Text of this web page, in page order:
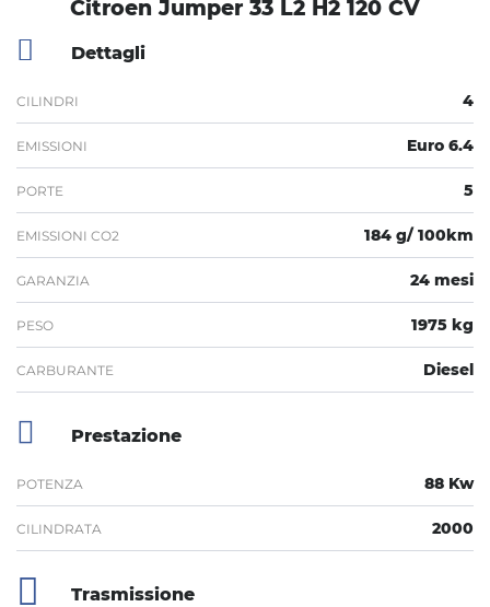
Citroen Jumper 33 L2 H2 120 CV
Dettagli
CILINDRI 4
EMISSIONI Euro 6.4
PORTE 5
EMISSIONI CO2 184 g/ 100km
GARANZIA 24 mesi
PESO 1975 kg
CARBURANTE Diesel
Prestazione
POTENZA 88 Kw
CILINDRATA 2000
Trasmissione